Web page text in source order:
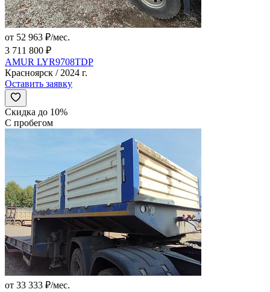
от 52 963 ₽/мес.
3 711 800 ₽
AMUR LYR9708TDP
Красноярск / 2024 г.
Оставить заявку
Скидка до 10%
С пробегом
от 33 333 ₽/мес.